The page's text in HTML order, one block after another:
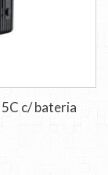
c/ bateria